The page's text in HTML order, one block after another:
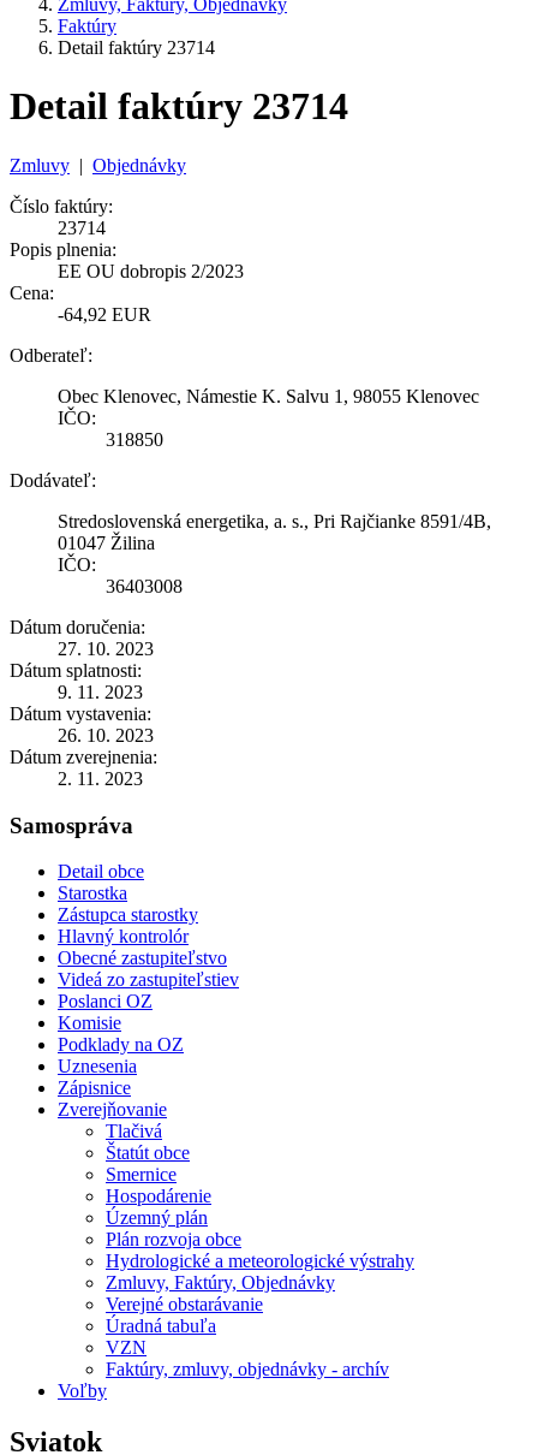
Zmluvy, Faktúry, Objednávky
Faktúry
Detail faktúry 23714
Detail faktúry 23714
Zmluvy | Objednávky
Číslo faktúry:
23714
Popis plnenia:
EE OU dobropis 2/2023
Cena:
-64,92 EUR
Odberateľ:
Obec Klenovec, Námestie K. Salvu 1, 98055 Klenovec
IČO:
318850
Dodávateľ:
Stredoslovenská energetika, a. s., Pri Rajčianke 8591/4B,
01047 Žilina
IČO:
36403008
Dátum doručenia:
27. 10. 2023
Dátum splatnosti:
9. 11. 2023
Dátum vystavenia:
26. 10. 2023
Dátum zverejnenia:
2. 11. 2023
Samospráva
Detail obce
Starostka
Zástupca starostky
Hlavný kontrolór
Obecné zastupiteľstvo
Videá zo zastupiteľstiev
Poslanci OZ
Komisie
Podklady na OZ
Uznesenia
Zápisnice
Zverejňovanie
Tlačivá
Štatút obce
Smernice
Hospodárenie
Územný plán
Plán rozvoja obce
Hydrologické a meteorologické výstrahy
Zmluvy, Faktúry, Objednávky
Verejné obstarávanie
Úradná tabuľa
VZN
Faktúry, zmluvy, objednávky - archív
Voľby
Sviatok